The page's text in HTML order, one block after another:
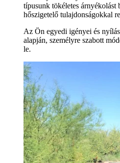
típusunk tökéletes árnyékolást
hőszigetelő tulajdonságokkal
Az Ön egyedi igényei és
alapján, személyre szabott
le.